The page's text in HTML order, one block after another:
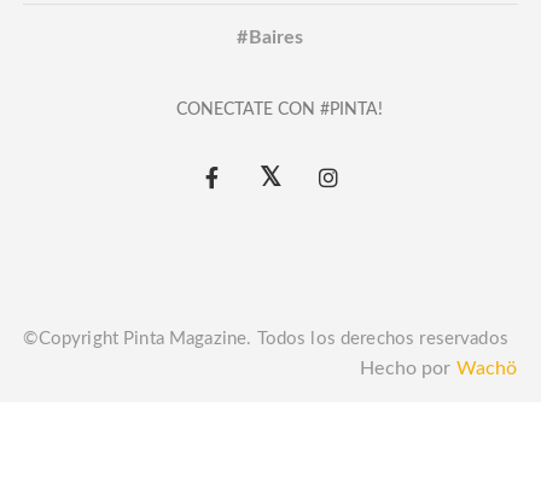
#Baires
CONECTATE CON #PINTA!
©Copyright Pinta Magazine. Todos los derechos reservados
Hecho por Wachö